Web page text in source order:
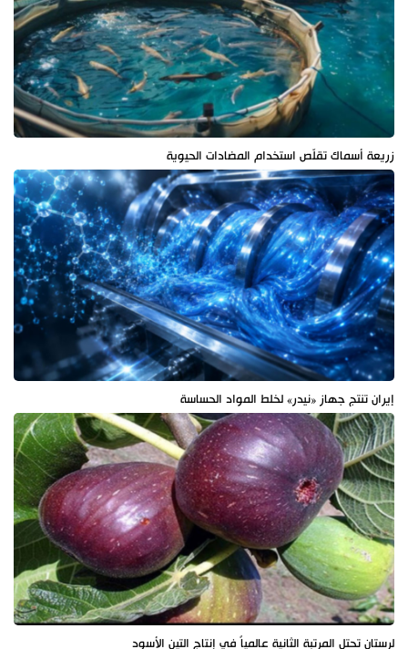
زريعة أسماك تقلّص استخدام المضادات الحيوية
إيران تنتج جهاز «نيدر» لخلط المواد الحساسة
لرستان تحتل المرتبة الثانية عالمياً في إنتاج التين الأسود